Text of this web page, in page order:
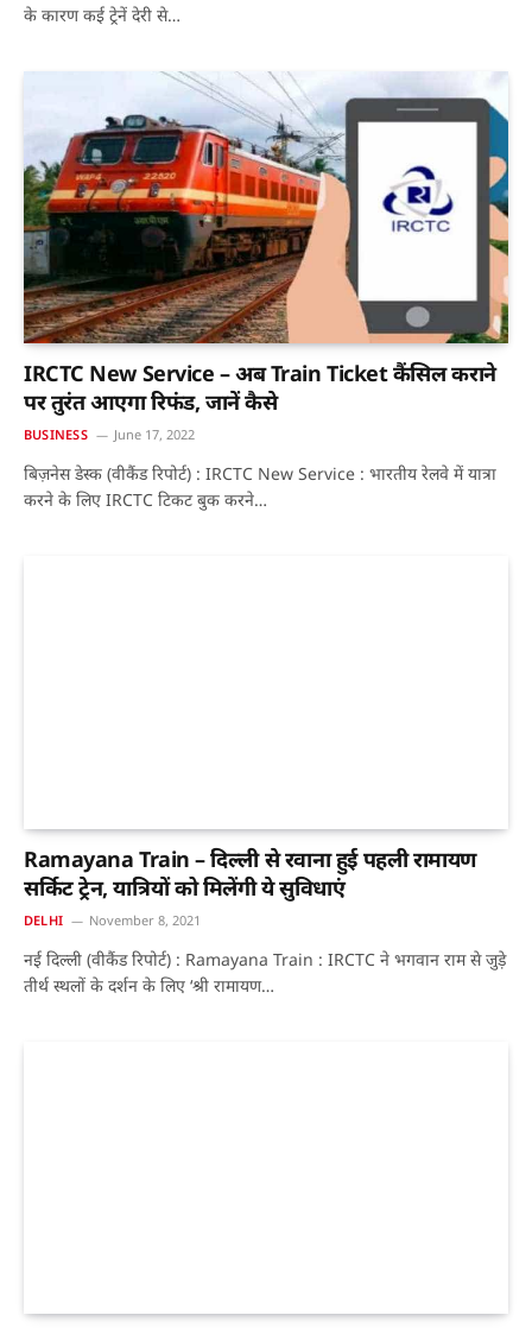
के कारण कई ट्रेनें देरी से…
IRCTC New Service – अब Train Ticket कैंसिल कराने
पर तुरंत आएगा रिफंड, जानें कैसे
BUSINESS June 17, 2022
बिज़नेस डेस्क (वीकैंड रिपोर्ट) : IRCTC New Service : भारतीय रेलवे में यात्रा
करने के लिए IRCTC टिकट बुक करने…
Ramayana Train – दिल्ली से रवाना हुई पहली रामायण
सर्किट ट्रेन, यात्रियों को मिलेंगी ये सुविधाएं
DELHI November 8, 2021
नई दिल्ली (वीकैंड रिपोर्ट) : Ramayana Train : IRCTC ने भगवान राम से जुड़े
तीर्थ स्थलों के दर्शन के लिए ‘श्री रामायण…